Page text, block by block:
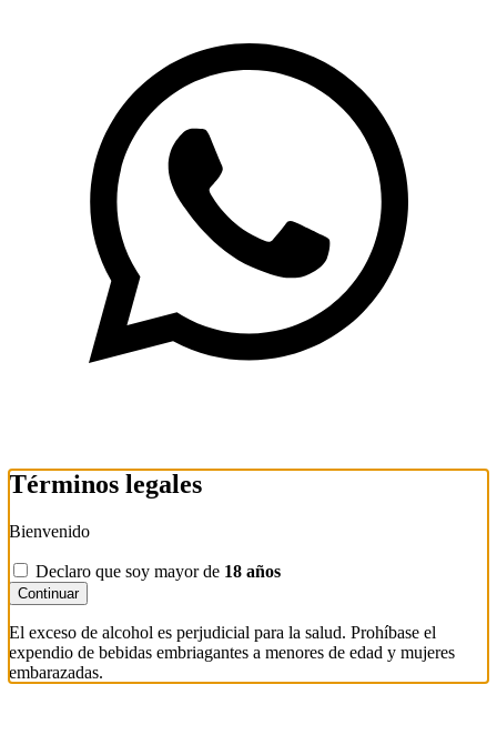
Términos legales
Bienvenido
Declaro que soy mayor de 18 años
Continuar
El exceso de alcohol es perjudicial para la salud. Prohíbase el
expendio de bebidas embriagantes a menores de edad y mujeres
embarazadas.